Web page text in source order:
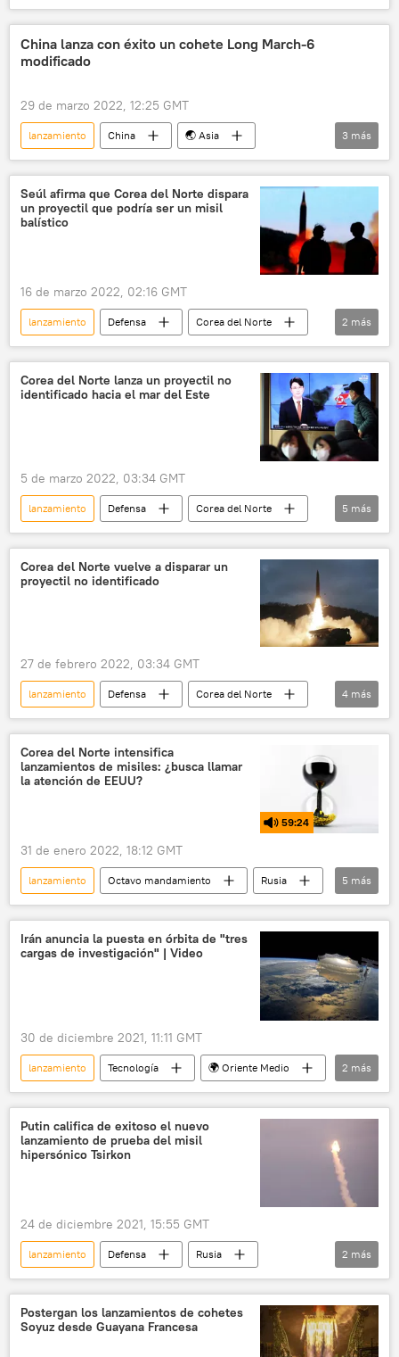
🌏 Asia Japón 🛡️ Industria militar
China lanza con éxito un cohete Long March-6
modificado
29 de marzo 2022, 12:25 GMT
lanzamiento China
🌏 Asia
Pekín
espacio
Tecnología
🚀 Conquista espacial
3 más
Seúl afirma que Corea del Norte dispara
un proyectil que podría ser un misil
balístico
16 de marzo 2022, 02:16 GMT
lanzamiento Defensa
Corea del Norte
misiles
🛡️ Industria militar
2 más
Corea del Norte lanza un proyectil no
identificado hacia el mar del Este
5 de marzo 2022, 03:34 GMT
lanzamiento Defensa
Corea del Norte
Japón
🌏 Asia
proyectiles
misiles
🛡️ Industria militar
5 más
Corea del Norte vuelve a disparar un
proyectil no identificado
27 de febrero 2022, 03:34 GMT
lanzamiento Defensa
Corea del Norte
Japón
🌏 Asia
proyectiles
🛡️ Industria militar
4 más
Corea del Norte intensifica
lanzamientos de misiles: ¿busca llamar
la atención de EEUU?
59:24
31 de enero 2022, 18:12 GMT
lanzamiento Octavo mandamiento
Rusia
EEUU
Corea del Norte
misiles
provocaciones
noticias falsas
5 más
Irán anuncia la puesta en órbita de "tres
cargas de investigación" | Video
30 de diciembre 2021, 11:11 GMT
lanzamiento Tecnología
🌍 Oriente Medio
Irán
🚀 Conquista espacial
2 más
Putin califica de exitoso el nuevo
lanzamiento de prueba del misil
hipersónico Tsirkon
24 de diciembre 2021, 15:55 GMT
lanzamiento Defensa
Rusia
🛡️ Industria militar
Tsirkon
2 más
Postergan los lanzamientos de cohetes
Soyuz desde Guayana Francesa